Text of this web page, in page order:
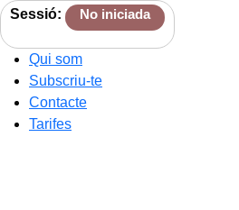
Sessió: No iniciada
Qui som
Subscriu-te
Contacte
Tarifes